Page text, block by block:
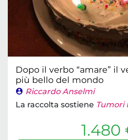
Dopo il verbo “amare” il
più bello del mondo
Riccardo Anselmi
La raccolta sostiene Tumori
1.480